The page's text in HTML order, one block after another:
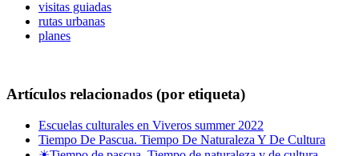
visitas guiadas
rutas urbanas
planes
Artículos relacionados (por etiqueta)
Escuelas culturales en Viveros summer 2022
Tiempo De Pascua. Tiempo De Naturaleza Y De Cultura